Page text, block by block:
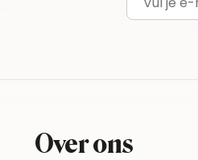
E-mailadres
Over ons